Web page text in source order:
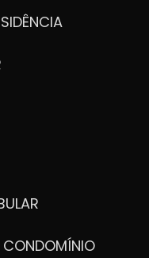
CONDOMÍNIO